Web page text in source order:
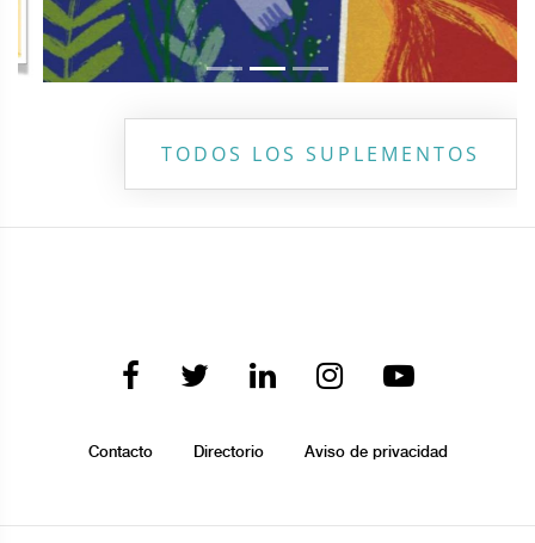
TODOS LOS SUPLEMENTOS
Contacto Directorio Aviso de privacidad